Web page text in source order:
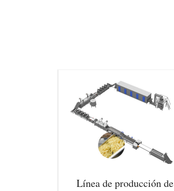
Línea de producción de